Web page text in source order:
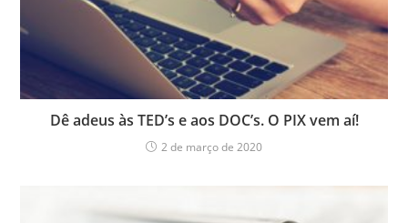
Dê adeus às TED’s e aos DOC’s. O PIX vem aí!
2 de março de 2020